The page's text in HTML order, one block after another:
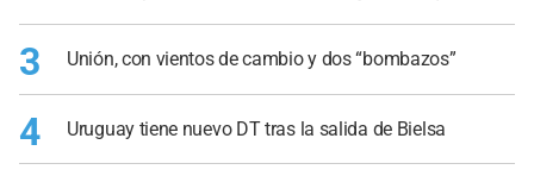
3 Unión, con vientos de cambio y dos “bombazos”
4 Uruguay tiene nuevo DT tras la salida de Bielsa